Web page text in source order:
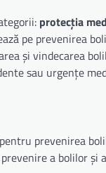
protecția
pe prevenirea
și vindecarea
sau urgențe
prevenirea
a bolilor și